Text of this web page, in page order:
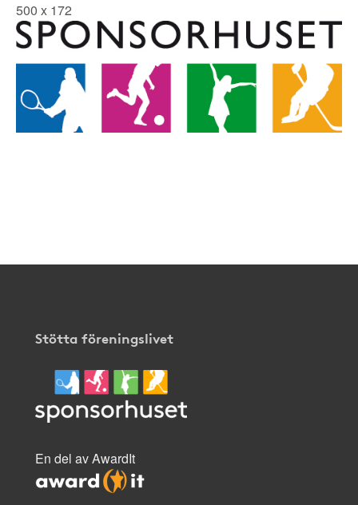
500 x 172
Stötta föreningslivet
En del av AwardIt